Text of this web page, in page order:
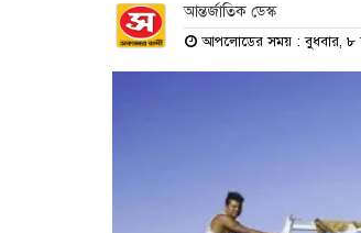
আন্তর্জাতিক ডেস্ক
আপলোডের সময় : বুধবার, ৮